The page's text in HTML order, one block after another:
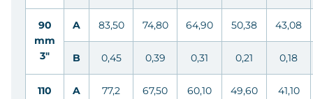
90
mm
3"
A 83,50 74,80 64,90 50,38 43,08
B 0,45 0,39 0,31 0,21 0,18
110
A 77,2 67,50 60,10 49,60 41,10